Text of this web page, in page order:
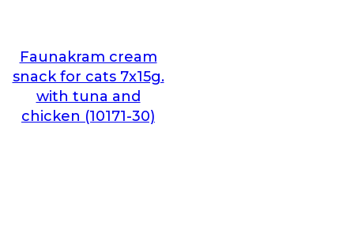
Faunakram cream
snack for cats 7x15g.
with tuna and
chicken (10171-30)